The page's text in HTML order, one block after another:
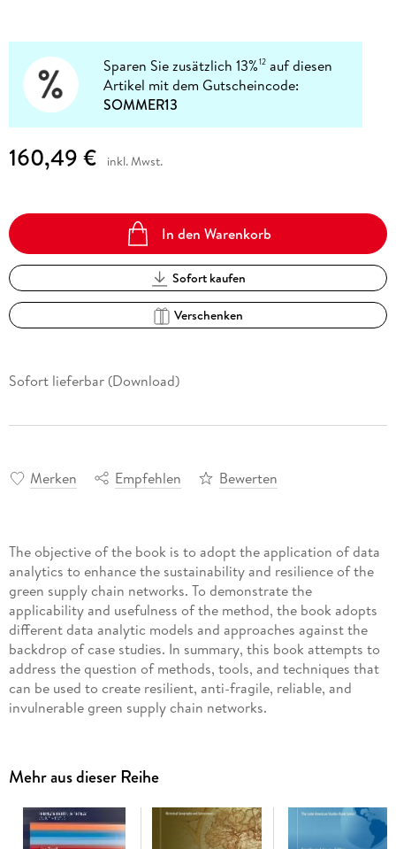
Sparen Sie zusätzlich 13%12 auf diesen
Artikel mit dem Gutscheincode:
SOMMER13
160,49 € inkl. Mwst.
In den Warenkorb
Sofort kaufen
Verschenken
Sofort lieferbar (Download)
Merken Empfehlen Bewerten
The objective of the book is to adopt the application of data
analytics to enhance the sustainability and resilience of the
green supply chain networks. To demonstrate the
applicability and usefulness of the method, the book adopts
different data analytic models and approaches against the
backdrop of case studies. In summary, this book attempts to
address the question of methods, tools, and techniques that
can be used to create resilient, anti-fragile, reliable, and
invulnerable green supply chain networks.
Inhaltsverzeichnis
Chapter 1. The state of art of data analytics in resilience and
sustainability management. - Chapter 2. Enhancing the
Mehr aus dieser Reihe